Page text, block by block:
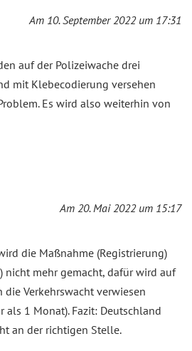
Am 10. September 2022 um 17:31
auf der Polizeiwache drei
mit Klebecodierung versehen
Es wird also weiterhin von
Am 20. Mai 2022 um 15:17
die Maßnahme (Registrierung)
nicht mehr gemacht, dafür wird auf
Verkehrswacht verwiesen
als 1 Monat). Fazit: Deutschland
an der richtigen Stelle.